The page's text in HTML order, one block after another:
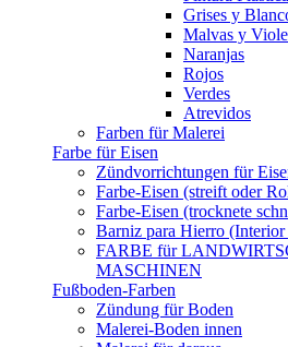
Grises y
Malvas y
Naranjas
Rojos
Verdes
Atrevidos
Farben für Malerei
Farbe für Eisen
Zündvorrichtungen für
Farbe-Eisen (streift oder
Farbe-Eisen (trocknete
Barniz para Hierro
FARBE für
MASCHINEN
Fußboden-Farben
Zündung für Boden
Malerei-Boden innen